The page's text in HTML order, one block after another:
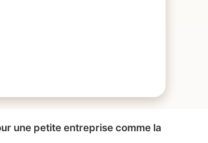
une petite entreprise comme la